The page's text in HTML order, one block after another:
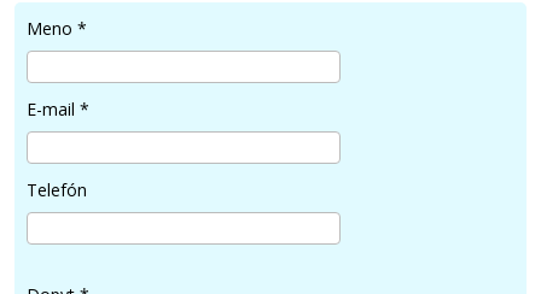
Originálna odpadová nádobka Brother
Originálna odpadová nádobka
Meno *
E-mail *
Telefón